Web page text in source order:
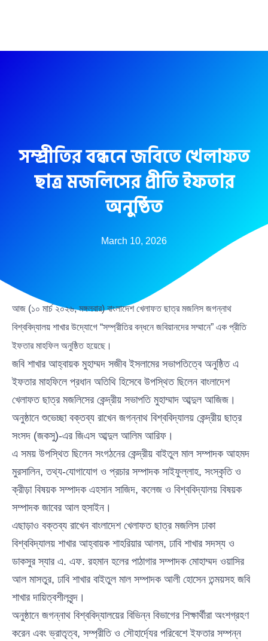
সম্প্রীতির বন্ধনে জবিতে খেলাফত
ছাত্র মজলিসের প্রীতি ইফতার
অনুষ্ঠিত
March 10, 2026
আজ (১০ মার্চ ২০২৬, মঙ্গলবার) বাংলাদেশ খেলাফত ছাত্র মজলিস জগন্নাথ
বিশ্ববিদ্যালয় শাখার উদ্যোগে “সম্প্রীতির বন্ধনে জবিয়ানদের সম্মানে” এক প্রীতি
ইফতার মাহফিল অনুষ্ঠিত হয়েছে।
জবি শাখার আহ্বায়ক মুহাম্মদ সজীব ইসলামের সভাপতিত্বে অনুষ্ঠিত এ
ইফতার মাহফিলে প্রধান অতিথি হিসেবে উপস্থিত ছিলেন বাংলাদেশ
খেলাফত ছাত্র মজলিসের কেন্দ্রীয় সভাপতি মুহাম্মাদ আব্দুল আজিজ।
অনুষ্ঠানে শুভেচ্ছা বক্তব্য রাখেন জগন্নাথ বিশ্ববিদ্যালয় কেন্দ্রীয় ছাত্র
সংসদ (জকসু)-এর জিএস আব্দুল আলিম আরিফ।
এ সময় উপস্থিত ছিলেন সংগঠনের কেন্দ্রীয় বাইতুল মাল সম্পাদক আহমদ
মুরসালিন, তথ্য-যোগাযোগ ও প্রচার সম্পাদক সাইফুল্লাহ, সংস্কৃতি ও
ক্রীড়া বিষয়ক সম্পাদক এহসান সাজিদ, কলেজ ও বিশ্ববিদ্যালয় বিষয়ক
সম্পাদক জাবের আল হুসাইন।
এছাড়াও বক্তব্য রাখেন বাংলাদেশ খেলাফত ছাত্র মজলিস ঢাকা
বিশ্ববিদ্যালয় শাখার আহ্বায়ক শাহরিয়ার আলম, ঢাবি শাখার সদস্য ও
ডাকসুর স্যার এ. এফ. রহমান হলের পাঠাগার সম্পাদক মোহাম্মদ ওয়াসির
আল মাসতুর, ঢাবি শাখার বাইতুল মাল সম্পাদক আলী হোসেন তন্ময়সহ জবি
শাখার দায়িত্বশীলবৃন্দ।
অনুষ্ঠানে জগন্নাথ বিশ্ববিদ্যালয়ের বিভিন্ন বিভাগের শিক্ষার্থীরা অংশগ্রহণ
করেন এবং ভ্রাতৃত্ব, সম্প্রীতি ও সৌহার্দ্যের পরিবেশে ইফতার সম্পন্ন